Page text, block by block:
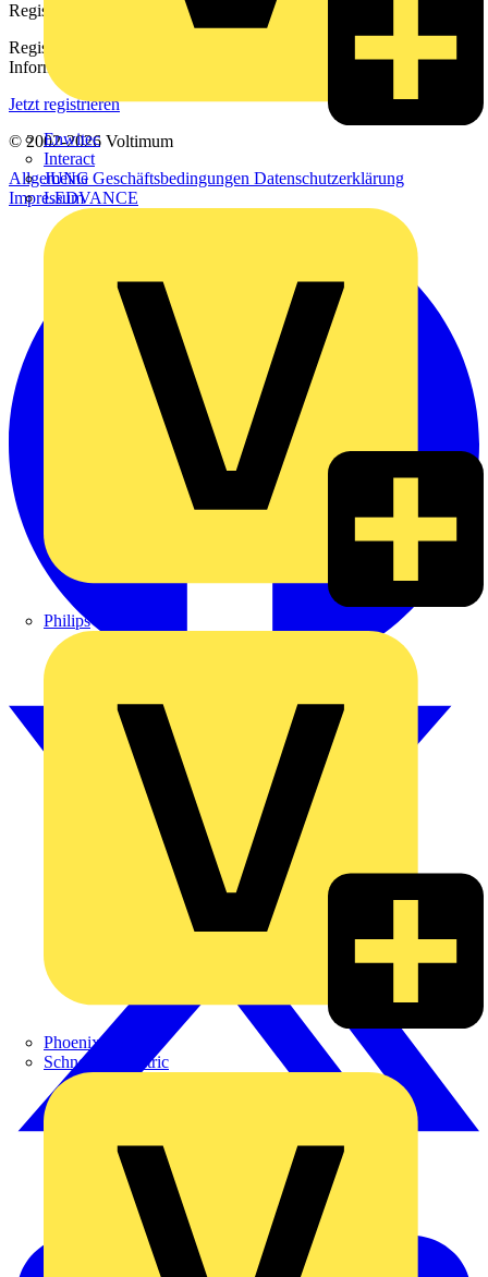
Enwitec
Interact
JUNG
LEDVANCE
Philips
Phoenix Contact
Schneider Electric
Registrierung
Registrieren Sie sich kostenlos und erhalten Sie stets aktuelle
Informationen aus der Elektroindustrie.
Jetzt registrieren
© 2002-2026 Voltimum
Allgemeine Geschäftsbedingungen Datenschutzerklärung
Impressum